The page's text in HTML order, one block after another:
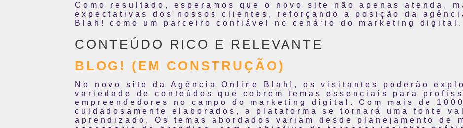
Como resultado, esperamos que o novo site não apenas atenda,
expectativas dos nossos clientes, reforçando a posição da
Blah! como um parceiro confiável no cenário do marketing digital.
CONTEÚDO RICO E RELEVANTE
BLOG! (EM CONSTRUÇÃO)
No novo site da Agência Online Blah!, os visitantes poderão
variedade de conteúdos que cobrem temas essenciais para
empreendedores no campo do marketing digital. Com mais de
cuidadosamente elaborados, a plataforma se tornará uma fonte
aprendizado. Os temas abordados variam desde planejamento de